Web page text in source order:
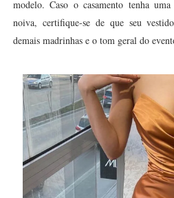
modelo. Caso o casamento tenha
noiva, certifique-se de que seu
demais madrinhas e o tom geral do